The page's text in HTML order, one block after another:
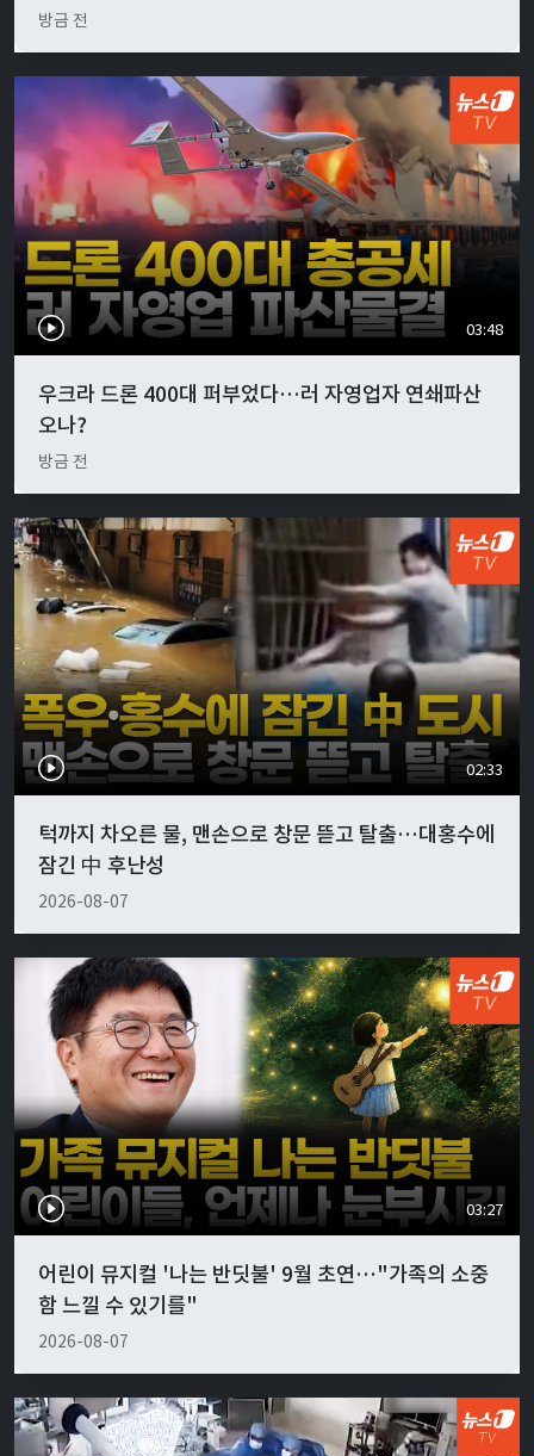
방금 전
03:48
우크라 드론 400대 퍼부었다…러 자영업자 연쇄파산
오나?
방금 전
02:33
턱까지 차오른 물, 맨손으로 창문 뜯고 탈출…대홍수에
잠긴 中 후난성
2026-08-07
03:27
어린이 뮤지컬 '나는 반딧불' 9월 초연…"가족의 소중
함 느낄 수 있기를"
2026-08-07